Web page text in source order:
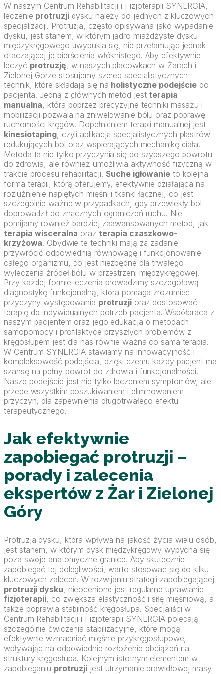
W naszym Centrum Rehabilitacji i Fizjoterapii SYNERGIA,
leczenie protruzji dysku należy do jednych z kluczowych
specjalizacji. Protruzja, często opisywana jako wypadanie
dysku, jest stanem, w którym jądro miażdżyste dysku
międzykręgowego uwypukla się, nie przełamując jednak
otaczającej je pierścienia włóknistego. Aby efektywnie
leczyć protruzję , w naszych placówkach w Żarach i
Zielonej Górze stosujemy szereg specjalistycznych
technik, które składają się na holistyczne podejście do
pacjenta. Jedną z głównych metod jest terapia
manualna , która poprzez precyzyjne techniki masażu i
mobilizacji pozwala na zniwelowanie bólu oraz poprawę
ruchomości kręgów. Dopełnieniem terapii manualnej jest
kinesiotaping , czyli aplikacja specjalistycznych plastrów
redukujących ból oraz wspierających mechanikę ciała.
Metoda ta nie tylko przyczynia się do szybszego powrotu
do zdrowia, ale również umożliwia aktywność fizyczną w
trakcie procesu rehabilitacji. Suche igłowanie to kolejna
forma terapii, którą oferujemy, efektywnie działająca na
rozluźnienie napiętych mięśni i tkanki łącznej, co jest
szczególnie ważne w przypadkach, gdy przewlekły ból
doprowadził do znacznych ograniczeń ruchu. Nie
pomijamy również bardziej zaawansowanych metod, jak
terapia wisceralna oraz terapia czaszkowo-
krzyżowa. Obydwie te techniki mają za zadanie
przywrócić odpowiednią równowagę i funkcjonowanie
całego organizmu, co jest niezbędne dla trwałego
wyleczenia źródeł bólu w przestrzeni międzykręgowej.
Przy każdej formie leczenia prowadzimy szczegółową
diagnostykę funkcjonalną, która pomaga zrozumieć
przyczyny występowania protruzji oraz dostosować
terapię do indywidualnych potrzeb pacjenta. Współpraca z
naszym pacjentem oraz jego edukacja o metodach
samopomocy i profilaktyce przyszłych problemów z
kręgosłupem jest dla nas równie ważna co sama terapia.
W Centrum SYNERGIA stawiamy na innowacyjność i
kompleksowość podejścia, dzięki czemu każdy pacjent ma
szansę na pełny powrót do zdrowia i funkcjonalności.
Nasze podejście jest nie tylko leczeniem symptomów, ale
przede wszystkim poszukiwaniem i eliminowaniem
przyczyn, dla zapewnienia długotrwałego efektu
terapeutycznego.
Jak efektywnie
zapobiegać protruzji –
porady i zalecenia
ekspertów z Żar i Zielonej
Góry
Protruzja dysku, która wpływa na jakość życia wielu osób,
jest stanem, w którym dysk międzykręgowy wypycha się
poza swoje anatomyczne granice. Aby skutecznie
zapobiegać tej dolegliwości, warto stosować się do kilku
kluczowych zaleceń. W rozwijaniu strategii zapobiegającej
protruzji dysku, nieocenione jest regularne uprawianie
fizjoterapii, co zwiększa elastyczność i siłę mięśniową, a
także poprawia stabilność kręgosłupa. Specjaliści w
Centrum Rehabilitacji i Fizjoterapii SYNERGIA polecają
szczególnie ćwiczenia stabilizacyjne, które mogą
efektywnie wzmacniać mięśnie przykręgosłupowe,
wpływając na odpowiednie rozłożenie obciążeń na
struktury kręgosłupa. Kolejnym istotnym elementem w
zapobieganiu protruzji jest utrzymanie prawidłowej masy